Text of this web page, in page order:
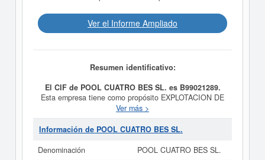
Ver el Informe Ampliado
Resumen identificativo:
El CIF de POOL CUATRO BES SL. es B99021289.
Esta empresa tiene como propósito EXPLOTACION DE
NEGOCIOS DE HOSTELERIA, CAFE Y BAR. SALON
DE BILLAR Y SERVICIOS DE CONEXION A INTERNET
y fue creada el día 09/07/2004. La categoría CNAE en
Servicios de bebidas. Dentro de la Clasificación
Ver más >
Información de POOL CUATRO BES SL.
Denominación
POOL CUATRO BES SL.